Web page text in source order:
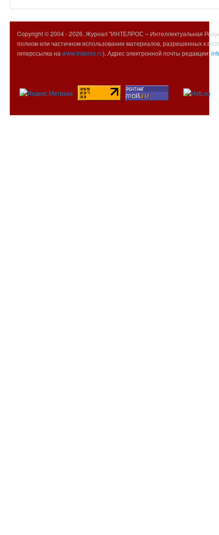
Copyright © 2004 -2026. Журнал "ИНТЕЛРОС – Интеллектуальная
полном или частичном использовании материалов, разрешенных к
гиперссылка на www.intelros.ru). Адрес электронной почты редакции: